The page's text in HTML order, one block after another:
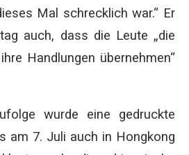
Mal schrecklich war.“ Er
auch, dass die Leute „die
Handlungen übernehmen“
wurde eine gedruckte
am 7. Juli auch in Hongkong